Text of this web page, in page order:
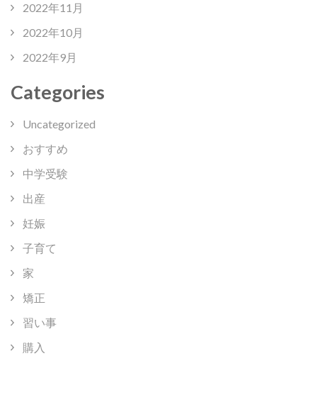
2022年11月
2022年10月
2022年9月
Categories
Uncategorized
おすすめ
中学受験
出産
妊娠
子育て
家
矯正
習い事
購入